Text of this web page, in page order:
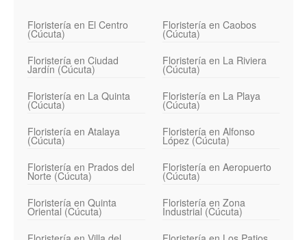
Floristería en El Centro
(Cúcuta)
Floristería en Caobos
(Cúcuta)
Floristería en Ciudad
Jardín (Cúcuta)
Floristería en La Riviera
(Cúcuta)
Floristería en La Quinta
(Cúcuta)
Floristería en La Playa
(Cúcuta)
Floristería en Atalaya
(Cúcuta)
Floristería en Alfonso
López (Cúcuta)
Floristería en Prados del
Norte (Cúcuta)
Floristería en Aeropuerto
(Cúcuta)
Floristería en Quinta
Oriental (Cúcuta)
Floristería en Zona
Industrial (Cúcuta)